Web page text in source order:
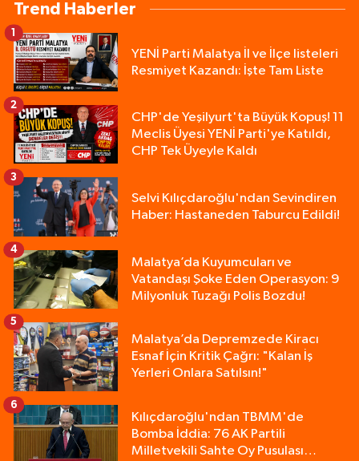
Trend Haberler
YENİ Parti Malatya İl ve İlçe listeleri
Resmiyet Kazandı: İşte Tam Liste
1
CHP'de Yeşilyurt'ta Büyük Kopuş! 11
Meclis Üyesi YENİ Parti'ye Katıldı,
CHP Tek Üyeyle Kaldı
2
Selvi Kılıçdaroğlu'ndan Sevindiren
Haber: Hastaneden Taburcu Edildi!
3
Malatya’da Kuyumcuları ve
Vatandaşı Şoke Eden Operasyon: 9
Milyonluk Tuzağı Polis Bozdu!
4
Malatya’da Depremzede Kiracı
Esnaf İçin Kritik Çağrı: "Kalan İş
Yerleri Onlara Satılsın!"
5
Kılıçdaroğlu'ndan TBMM'de
Bomba İddia: 76 AK Partili
Milletvekili Sahte Oy Pusulası
6